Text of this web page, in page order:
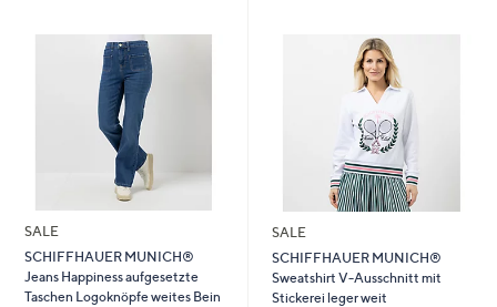
SALE
SCHIFFHAUER MUNICH®
Jeans Happiness aufgesetzte
Taschen Logoknöpfe weites Bein
SALE
SCHIFFHAUER MUNICH®
Sweatshirt V-Ausschnitt mit
Stickerei leger weit